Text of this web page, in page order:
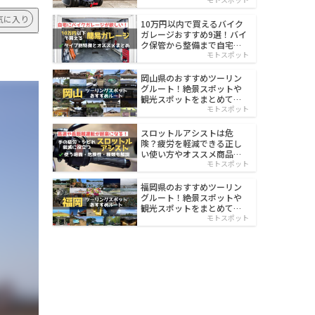
に入り
10万円以内で買えるバイク
ガレージおすすめ9選！バイ
ク保管から整備まで自宅で
モトスポット
岡山県のおすすめツーリン
グルート！絶景スポットや
観光スポットをまとめて紹
モトスポット
スロットルアシストは危
険？疲労を軽減できる正し
い使い方やオススメ商品を
モトスポット
福岡県のおすすめツーリン
グルート！絶景スポットや
観光スポットをまとめて紹
モトスポット